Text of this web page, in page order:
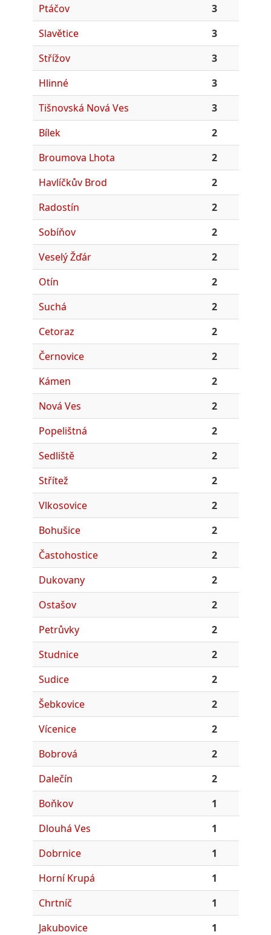
Ptáčov
3
Slavětice
3
Střížov
3
Hlinné
3
Tišnovská Nová Ves
3
Bílek
2
Broumova Lhota
2
Havlíčkův Brod
2
Radostín
2
Sobíňov
2
Veselý Žďár
2
Otín
2
Suchá
2
Cetoraz
2
Černovice
2
Kámen
2
Nová Ves
2
Popelištná
2
Sedliště
2
Střítež
2
Vlkosovice
2
Bohušice
2
Častohostice
2
Dukovany
2
Ostašov
2
Petrůvky
2
Studnice
2
Sudice
2
Šebkovice
2
Vícenice
2
Bobrová
2
Dalečín
2
Boňkov
1
Dlouhá Ves
1
Dobrnice
1
Horní Krupá
1
Chrtníč
1
Jakubovice
1